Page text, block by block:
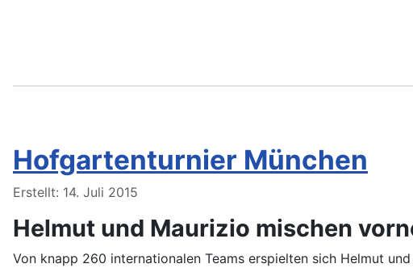
Hofgartenturnier München
Details
Erstellt: 14. Juli 2015
Helmut und Maurizio mischen
Von knapp 260 internationalen Teams erspielten sich Helmut